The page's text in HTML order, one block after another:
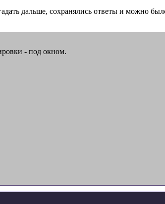
дальше, сохранялись ответы и можно
- под окном.